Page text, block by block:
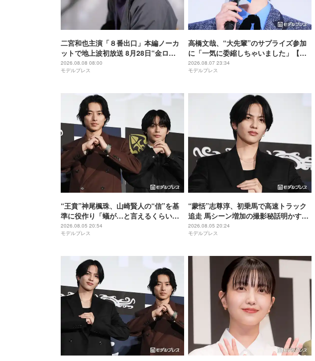
二宮和也主演「８番出口」本編ノーカ
ットで地上波初放送 8月28日“金ロ
ー”枠
2026.08.08 08:00
モデルプレス
高橋文哉、“大先輩”のサプライズ参加
に「一気に委縮しちゃいました」【ブ
ルーロック】
2026.08.07 23:34
モデルプレス
“王賁”神尾楓珠、山崎賢人の“信”を基
準に役作り「蟻が…と言えるくらいの
説得力がないと」【キングダム 魂の決
戦】
2026.08.05 20:54
モデルプレス
“蒙恬”志尊淳、初乗馬で高速トラック
追走 馬シーン増加の撮影秘話明かす
【キングダム 魂の決戦】
2026.08.05 20:24
モデルプレス